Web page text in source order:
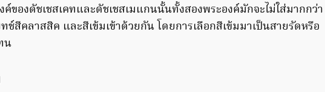
ของดัชเชสเคทและดัชเชสเมแกนนั้นทั้งสองพระองค์มักจะไม่ใส่มากกว่า
ช์สีคลาสสิค และสีเข้มเข้าด้วยกัน โดยการเลือกสีเข้มมาเป็นสายรัดหรือ
น